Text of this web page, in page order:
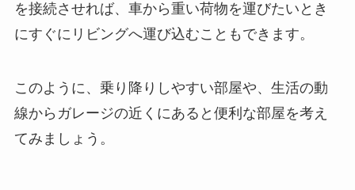
を接続させれば、車から重い荷物を運びたいとき
にすぐにリビングへ運び込むこともできます。
このように、乗り降りしやすい部屋や、生活の動
線からガレージの近くにあると便利な部屋を考え
てみましょう。